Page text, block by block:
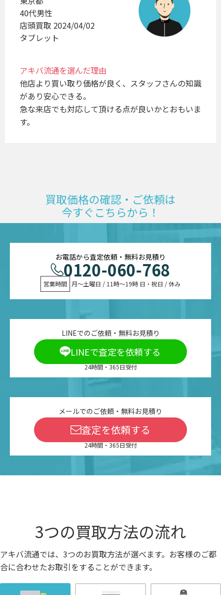
40代男性
店頭買取 2024/04/02
タブレット
アキバ流通を選んだ理由
他店より買い取り価格が良く、スタッフさんの知識
があり安心できる。
急な来店でも対応して頂ける点が良いかとおもいま
買取価格の確認・ご依頼は
今すぐこちらから！
お電話から査定依頼・無料お見積り
0120-060-768
営業時間 月〜土曜日 / 11時〜19時 日・祝日 / 休み
LINEでのご依頼・無料お見積り
LINEで査定を依頼する
24時間・365日受付
メールでのご依頼・無料お見積り
査定を依頼する
24時間・365日受付
3つの買取方法の流れ
アキバ流通では、3つのお買取方法が選べます。お客様のご都
合に合わせたお取引をすることができます。